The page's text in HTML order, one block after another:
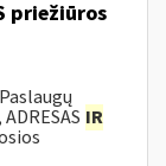
priežiūros
IR